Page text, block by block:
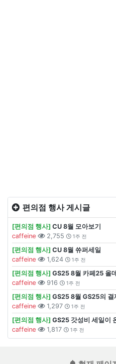
편의점 행사 게시글
[편의점 행사] CU 8월 모아보기
caffeine
2,755 1주 전
[편의점 행사] CU 8월 쓔퍼세일
caffeine
1,624 1주 전
[편의점 행사] GS25 8월 카페25 올
caffeine
916 1주 전
[편의점 행사] GS25 8월 GS25의 결
caffeine
1,297 1주 전
[편의점 행사] GS25 갓성비 세일이
caffeine
1,817 1주 전